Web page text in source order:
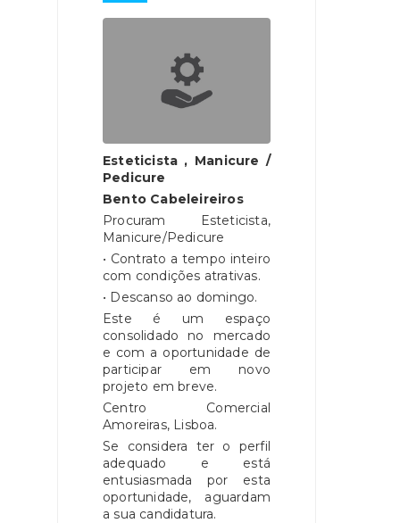
Esteticista , Manicure /
Pedicure
Bento Cabeleireiros
Procuram Esteticista,
Manicure/Pedicure
• Contrato a tempo inteiro
com condições atrativas.
• Descanso ao domingo.
Este é um espaço
consolidado no mercado
e com a oportunidade de
participar em novo
projeto em breve.
Centro Comercial
Amoreiras, Lisboa.
Se considera ter o perfil
adequado e está
entusiasmada por esta
oportunidade, aguardam
a sua candidatura.